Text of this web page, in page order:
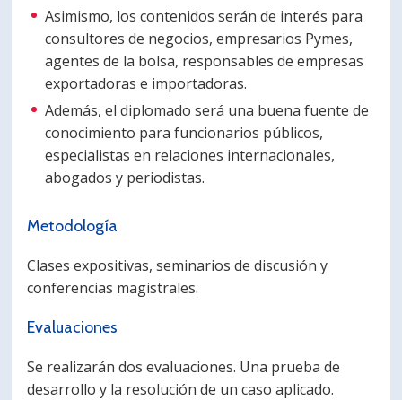
Asimismo, los contenidos serán de interés para
consultores de negocios, empresarios Pymes,
agentes de la bolsa, responsables de empresas
exportadoras e importadoras.
Además, el diplomado será una buena fuente de
conocimiento para funcionarios públicos,
especialistas en relaciones internacionales,
abogados y periodistas.
Metodología
Clases expositivas, seminarios de discusión y
conferencias magistrales.
Evaluaciones
Se realizarán dos evaluaciones. Una prueba de
desarrollo y la resolución de un caso aplicado.